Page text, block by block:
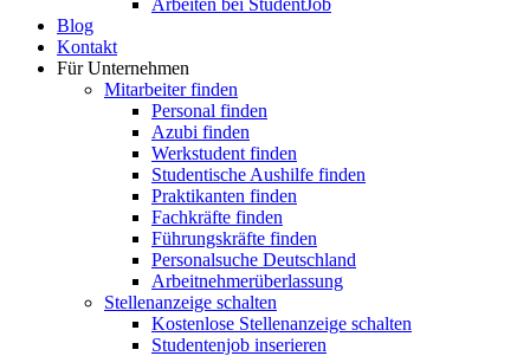
Arbeiten bei StudentJob
Blog
Kontakt
Für Unternehmen
Mitarbeiter finden
Personal finden
Azubi finden
Werkstudent finden
Studentische Aushilfe finden
Praktikanten finden
Fachkräfte finden
Führungskräfte finden
Personalsuche Deutschland
Arbeitnehmerüberlassung
Stellenanzeige schalten
Kostenlose Stellenanzeige schalten
Studentenjob inserieren